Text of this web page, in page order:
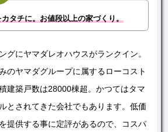
タチに。お値段以上の家づくり。
グにヤマダレオハウスがランクイン。
のヤマダグループに属するローコスト
建築戸数は28000棟超。かつてはタマ
とされてきた会社でもあります。低価
提供する事に定評があるので、コスパ